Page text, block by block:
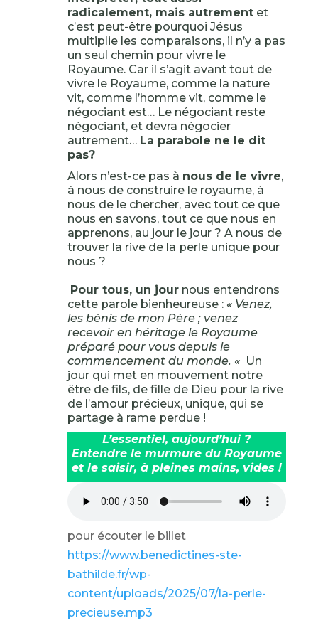
radicalement, mais autrementet
c’est peut-être pourquoi Jésus
multiplie les comparaisons, il n’y a pas
un seul chemin pour vivre le
Royaume. Car il s’agit avant tout de
vivre le Royaume, comme la nature
vit, comme l’homme vit, comme le
négociant est… Le négociant reste
négociant, et devra négocier
autrement… La parabole ne le dit
pas?
Alors n’est-ce pas à nous de le vivre,
à nous de construire le royaume, à
nous de le chercher, avec tout ce que
nous en savons, tout ce que nous en
apprenons, au jour le jour ? A nous de
trouver la rive de la perle unique pour
nous ?
Pour tous, un journous entendrons
cette parole bienheureuse : « Venez,
les bénis de mon Père ; venez
recevoir en héritage le Royaume
préparé pour vous depuis le
commencement du monde. « Un
jour qui met en mouvement notre
être de fils, de fille de Dieu pour la rive
de l’amour précieux, unique, qui se
partage à rame perdue !
L’essentiel, aujourd’hui ?
Entendre le murmure du Royaume
et le saisir, à pleines mains, vides !
pour écouter le billet
https://www.benedictines-ste-
bathilde.fr/wp-
content/uploads/2025/07/la-perle-
precieuse.mp3